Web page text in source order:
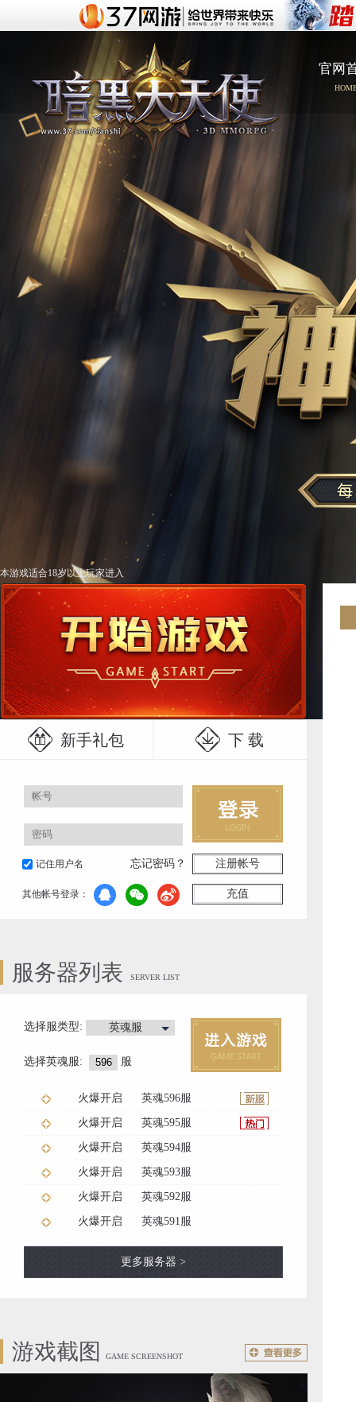
官网
本游戏适合18岁以上玩家进入
新手礼包 下 载
记住用户名 忘记密码？ 注册帐号
充值
其他帐号登录：
服务器列表 SERVER LIST
选择服类型: 英魂服
选择英魂服: 服
火爆开启 英魂596服
火爆开启 英魂595服
火爆开启 英魂594服
火爆开启 英魂593服
火爆开启 英魂592服
火爆开启 英魂591服
更多服务器 >
游戏截图 GAME SCREENSHOT